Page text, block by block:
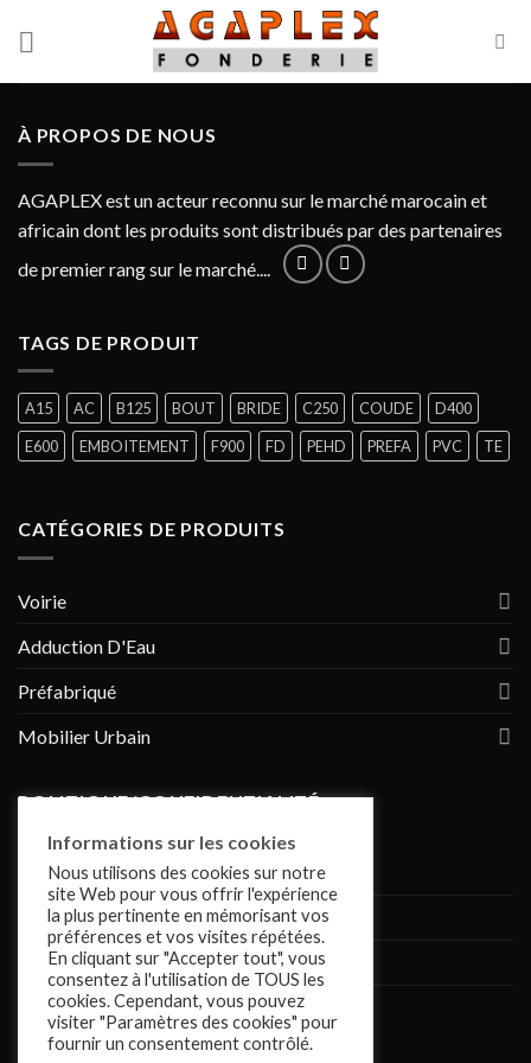
À PROPOS DE NOUS
AGAPLEX est un acteur reconnu sur le marché marocain et
africain dont les produits sont distribués par des partenaires
de premier rang sur le marché....
TAGS DE PRODUIT
A15 AC B125 BOUT BRIDE C250 COUDE
D400
E600
EMBOITEMENT F900 FD PEHD PREFA PVC TE
CATÉGORIES DE PRODUITS
Voirie
Adduction D'Eau
Préfabriqué
Mobilier Urbain
POLITIQUE/CONFIDENTIALITÉ
Conditions de vente
Politique de confidentialité
Mentions légales
Cookies
Informations sur les cookies
Nous utilisons des cookies sur notre
site Web pour vous offrir l'expérience
la plus pertinente en mémorisant vos
préférences et vos visites répétées.
En cliquant sur "Accepter tout", vous
consentez à l'utilisation de TOUS les
cookies. Cependant, vous pouvez
visiter "Paramètres des cookies" pour
fournir un consentement contrôlé.